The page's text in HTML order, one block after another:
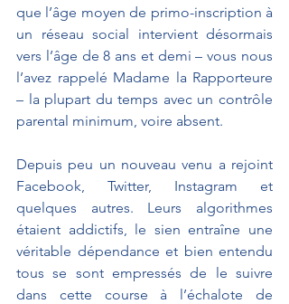
que l’âge moyen de primo-inscription à
un réseau social intervient désormais
vers l’âge de 8 ans et demi – vous nous
l’avez rappelé Madame la Rapporteure
– la plupart du temps avec un contrôle
parental minimum, voire absent.
Depuis peu un nouveau venu a rejoint
Facebook, Twitter, Instagram et
quelques autres. Leurs algorithmes
étaient addictifs, le sien entraîne une
véritable dépendance et bien entendu
tous se sont empressés de le suivre
dans cette course à l’échalote de